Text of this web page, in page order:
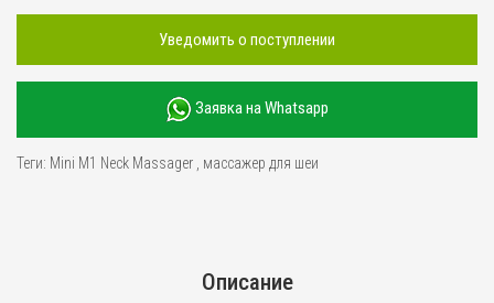
Уведомить о поступлении
Заявка на Whatsapp
Теги: Mini M1 Neck Massager массажер для шеи
Описание